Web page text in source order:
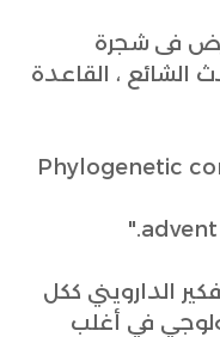
فى شجرة
الشائع ، القاعدة
"Phylogenetic
advent
الدارويني ككل
في أغلب